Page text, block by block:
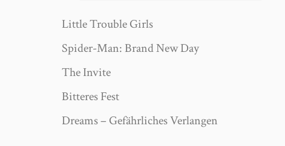
Little Trouble Girls
Spider-Man: Brand New Day
The Invite
Bitteres Fest
Dreams – Gefährliches Verlangen